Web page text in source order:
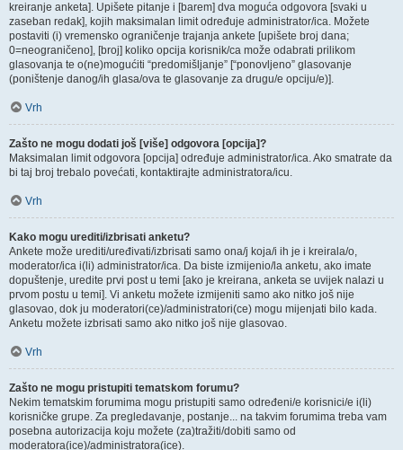
kreiranje anketa]. Upišete pitanje i [barem] dva moguća odgovora [svaki u
zaseban redak], kojih maksimalan limit određuje administrator/ica. Možete
postaviti (i) vremensko ograničenje trajanja ankete [upišete broj dana;
0=neograničeno], [broj] koliko opcija korisnik/ca može odabrati prilikom
glasovanja te o(ne)mogućiti “predomišljanje” [“ponovljeno” glasovanje
(poništenje danog/ih glasa/ova te glasovanje za drugu/e opciju/e)].
Vrh
Zašto ne mogu dodati još [više] odgovora [opcija]?
Maksimalan limit odgovora [opcija] određuje administrator/ica. Ako smatrate da
bi taj broj trebalo povećati, kontaktirajte administratora/icu.
Vrh
Kako mogu urediti/izbrisati anketu?
Ankete može urediti/uređivati/izbrisati samo ona/j koja/i ih je i kreirala/o,
moderator/ica i(li) administrator/ica. Da biste izmijenio/la anketu, ako imate
dopuštenje, uredite prvi post u temi [ako je kreirana, anketa se uvijek nalazi u
prvom postu u temi]. Vi anketu možete izmijeniti samo ako nitko još nije
glasovao, dok ju moderatori(ce)/administratori(ce) mogu mijenjati bilo kada.
Anketu možete izbrisati samo ako nitko još nije glasovao.
Vrh
Zašto ne mogu pristupiti tematskom forumu?
Nekim tematskim forumima mogu pristupiti samo određeni/e korisnici/e i(li)
korisničke grupe. Za pregledavanje, postanje... na takvim forumima treba vam
posebna autorizacija koju možete (za)tražiti/dobiti samo od
moderatora(ice)/administratora(ice).